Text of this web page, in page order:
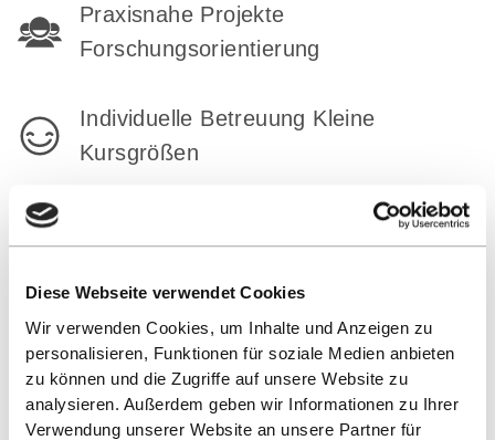
Diese Webseite verwendet Cookies
Wir verwenden Cookies, um Inhalte und Anzeigen zu
personalisieren, Funktionen für soziale Medien anbieten
zu können und die Zugriffe auf unsere Website zu
analysieren. Außerdem geben wir Informationen zu Ihrer
Verwendung unserer Website an unsere Partner für
Praxisnahe Projekte
Forschungsorientierung
Individuelle Betreuung Kleine
Kursgrößen
Exzellente Lehre & Top Rankings
Anerkannter Abschluss im Ausland